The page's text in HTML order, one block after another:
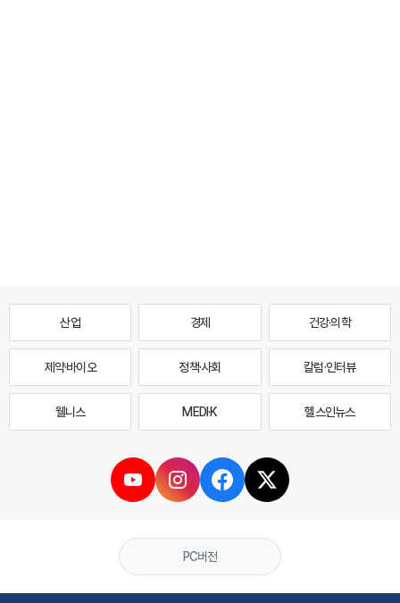
산업 경제 건강·의학
제약·바이오 정책·사회 칼럼·인터뷰
웰니스 MEDI·K 헬스인뉴스
PC버전